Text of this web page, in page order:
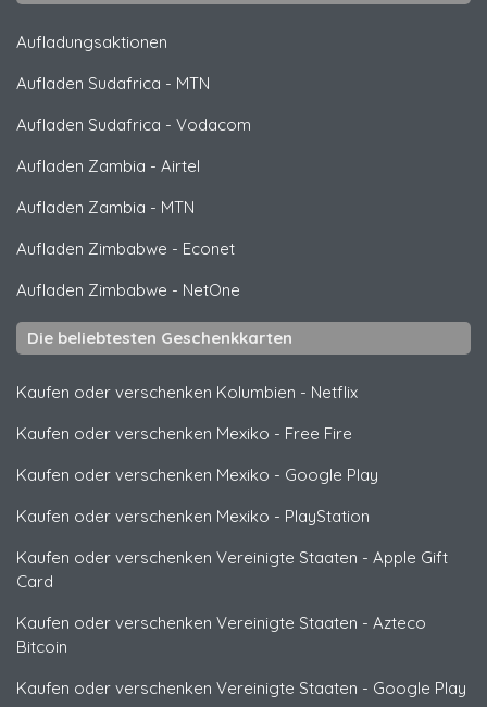
Aufladungsaktionen
Aufladen Sudafrica - MTN
Aufladen Sudafrica - Vodacom
Aufladen Zambia - Airtel
Aufladen Zambia - MTN
Aufladen Zimbabwe - Econet
Aufladen Zimbabwe - NetOne
Die beliebtesten Geschenkkarten
Kaufen oder verschenken Kolumbien - Netflix
Kaufen oder verschenken Mexiko - Free Fire
Kaufen oder verschenken Mexiko - Google Play
Kaufen oder verschenken Mexiko - PlayStation
Kaufen oder verschenken Vereinigte Staaten - Apple Gift
Card
Kaufen oder verschenken Vereinigte Staaten - Azteco
Bitcoin
Kaufen oder verschenken Vereinigte Staaten - Google Play